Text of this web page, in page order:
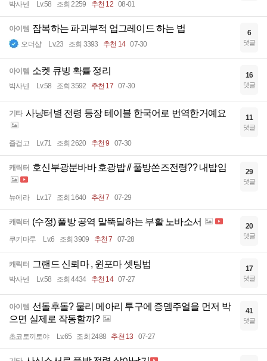
박사넨 Lv.58 조회 2259 추천 12 08-01
아이템 잠복하는 파괴부적 업그레이드 하는 법
오더샵 Lv.23 조회 3393 추천 14 07-30
6
댓글
아이템 소켓 큐빙 확률 정리
박사넨 Lv.58 조회 3592 추천 17 07-30
16
댓글
기타 사냥터별 전령 등장 테이블 한국어로 번역한거예요
즐겁고 Lv.71 조회 2620 추천 9 07-30
11
댓글
캐릭터 호신부광분바바 호광밥 // 풀방쏜즈전령?? 내밥임
뉴에라 Lv.17 조회 1640 추천 7 07-29
29
댓글
캐릭터 (수정) 풀방 공역 말뚝딜하는 부활 노바소서
쿠키마루 Lv.6 조회 3909 추천 7 07-28
20
댓글
캐릭터 그랜드 신뢰마 , 윈포마 셋팅법
박사넨 Lv.58 조회 4434 추천 14 07-27
17
댓글
아이템 선돌후돌? 물리 메아리 투구에 증뎀주얼을 먼저 박
으면 실제로 작동할까?
초코토끼토야 Lv.65 조회 2488 추천 13 07-27
41
댓글